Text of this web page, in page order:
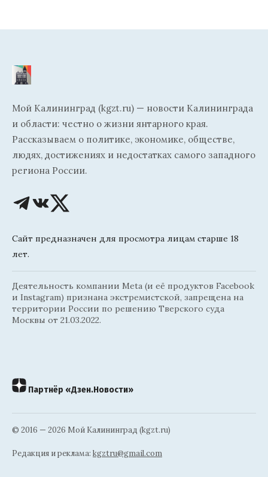
Мой Калининград (kgzt.ru) — новости Калининграда
и области: честно о жизни янтарного края.
Рассказываем о политике, экономике, обществе,
людях, достижениях и недостатках самого западного
региона России.
Сайт предназначен для просмотра лицам старше 18
лет.
Деятельность компании Meta (и её продуктов Facebook
и Instagram) признана экстремистской, запрещена на
территории России по решению Тверского суда
Москвы от 21.03.2022.
Партнёр «Дзен.Новости»
© 2016 — 2026 Мой Калининград (kgzt.ru)
Редакция и реклама: kgztru@gmail.com